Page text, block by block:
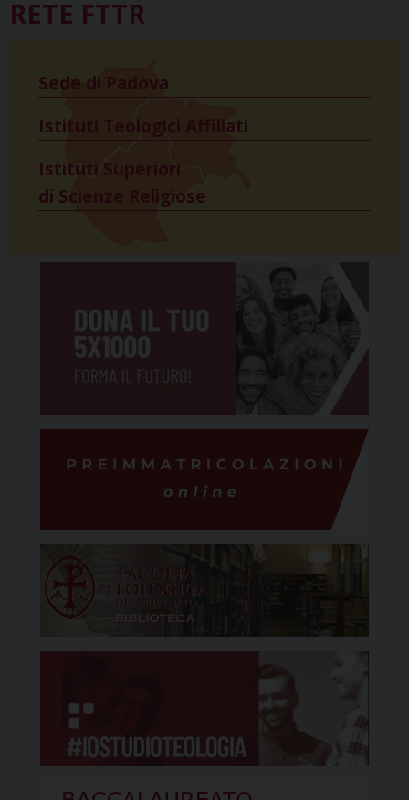
RETE FTTR
Sede di Padova
Istituti Teologici Affiliati
Istituti Superiori
di Scienze Religiose